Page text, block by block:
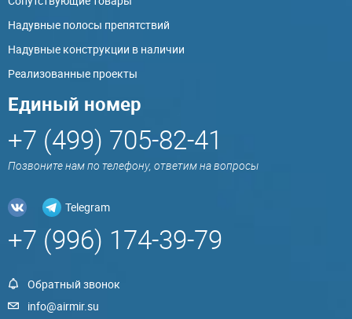
Надувные полосы препятствий
Надувные конструкции в наличии
Реализованные проекты
Единый номер
+7 (499) 705-82-41
Позвоните нам по телефону, ответим на вопросы
Telegram
+7 (996) 174-39-79
Обратный звонок
info@airmir.su